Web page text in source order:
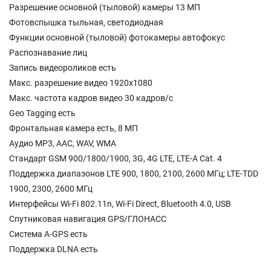
Разрешение основной (тыловой) камеры 13 МП
Фотовспышка тыльная, светодиодная
Функции основной (тыловой) фотокамеры автофокус
Распознавание лиц
Запись видеороликов есть
Макс. разрешение видео 1920x1080
Макс. частота кадров видео 30 кадров/с
Geo Tagging есть
Фронтальная камера есть, 8 МП
Аудио MP3, AAC, WAV, WMA
Стандарт GSM 900/1800/1900, 3G, 4G LTE, LTE-A Cat. 4
Поддержка диапазонов LTE 900, 1800, 2100, 2600 МГц; LTE-TDD
1900, 2300, 2600 МГц
Интерфейсы Wi-Fi 802.11n, Wi-Fi Direct, Bluetooth 4.0, USB
Спутниковая навигация GPS/ГЛОНАСС
Cистема A-GPS есть
Поддержка DLNA есть